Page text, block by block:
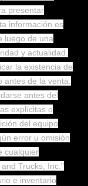
presentar
información es
luego de una
y actualidad.
la existencia de
de la venta.
antes del
explícitas o
del equipo
error u omisión
cualquier
Trucks, Inc."
e inventario